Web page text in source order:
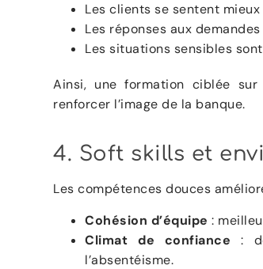
Les clients se sentent
Les réponses aux
Les situations sensibles
Ainsi, une formation ciblée
renforcer l’image de la banque.
4. Soft skills et
Les compétences douces
Cohésion d’équipe :
Climat de confiance :
l’absentéisme.